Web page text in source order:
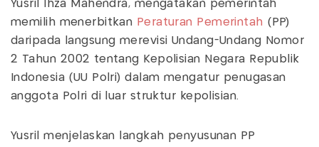
Yusril Ihza Mahendra, mengatakan pemerintah
memilih menerbitkan Peraturan Pemerintah (PP)
daripada langsung merevisi Undang-Undang Nomor
2 Tahun 2002 tentang Kepolisian Negara Republik
Indonesia (UU Polri) dalam mengatur penugasan
anggota Polri di luar struktur kepolisian.
Yusril menjelaskan langkah penyusunan PP